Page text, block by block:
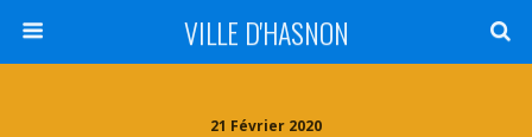
VILLE D'HASNON
21 Février 2020